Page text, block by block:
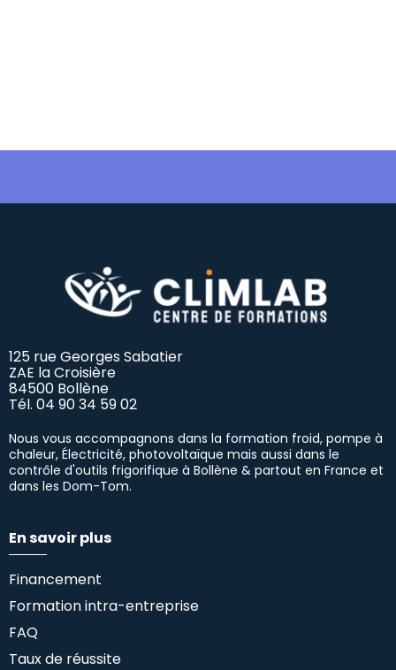
125 rue Georges Sabatier
ZAE la Croisière
84500 Bollène
Tél. 04 90 34 59 02
Nous vous accompagnons dans la formation froid, pompe à
chaleur, Électricité, photovoltaïque mais aussi dans le
contrôle d'outils frigorifique à Bollène & partout en France et
dans les Dom-Tom.
En savoir plus
Financement
Formation intra-entreprise
FAQ
Taux de réussite